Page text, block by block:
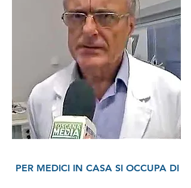
PER MEDICI IN CASA SI OCCUPA DI